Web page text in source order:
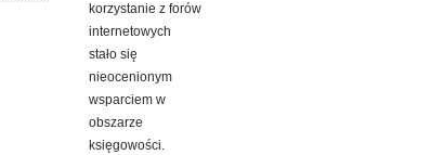
korzystanie z forów
internetowych
stało się
nieocenionym
wsparciem w
obszarze
księgowości.